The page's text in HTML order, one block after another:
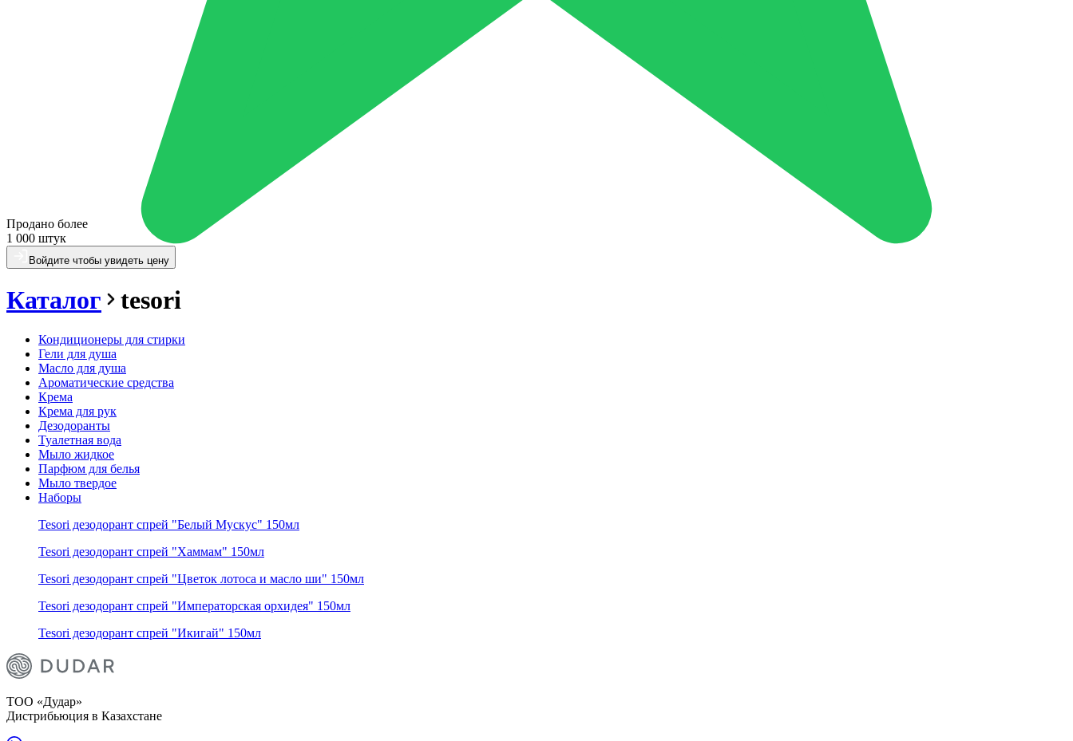
Продано более
1 000 штук
Войдите чтобы увидеть цену
Каталог tesori
Кондиционеры для стирки
Гели для душа
Масло для душа
Ароматические средства
Крема
Крема для рук
Дезодоранты
Туалетная вода
Мыло жидкое
Парфюм для белья
Мыло твердое
Наборы
Tesori дезодорант спрей "Белый Мускус" 150мл
Tesori дезодорант спрей "Хаммам" 150мл
Tesori дезодорант спрей "Цветок лотоса и масло ши" 150мл
Tesori дезодорант спрей "Императорская орхидея" 150мл
Tesori дезодорант спрей "Икигай" 150мл
ТОО «Дудар»
Дистрибьюция в Казахстане